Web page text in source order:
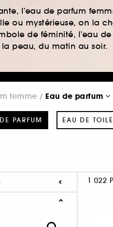
l’eau de parfum
ou mystérieuse, on la
de féminité, l’eau
peau, du matin au soir.
femme Eau de parfum
PARFUM EAU DE
1 022